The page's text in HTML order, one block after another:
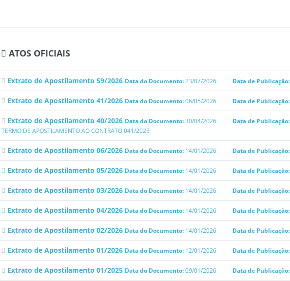
ATOS OFICIAIS
Extrato de Apostilamento 59/2026 Data do Documento:23/07/2026 Data de Publicação:
Extrato de Apostilamento 41/2026 Data do Documento:06/05/2026 Data de Publicação:
Extrato de Apostilamento 40/2026 Data do Documento:30/04/2026 Data de Publicação:
TERMO DE APOSTILAMENTO AO CONTRATO 041/2025
Extrato de Apostilamento 06/2026 Data do Documento: 14/01/2026 Data de Publicação:
Extrato de Apostilamento 05/2026 Data do Documento: 14/01/2026 Data de Publicação:
Extrato de Apostilamento 03/2026 Data do Documento: 14/01/2026 Data de Publicação:
Extrato de Apostilamento 04/2026 Data do Documento: 14/01/2026 Data de Publicação:
Extrato de Apostilamento 02/2026 Data do Documento: 14/01/2026 Data de Publicação:
Extrato de Apostilamento 01/2026 Data do Documento: 12/01/2026 Data de Publicação:
Extrato de Apostilamento 01/2025 Data do Documento:09/01/2026 Data de Publicação: